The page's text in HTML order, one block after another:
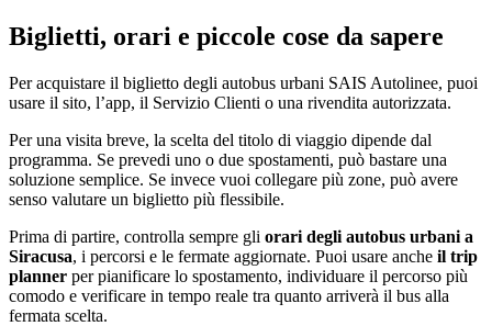
Biglietti, orari e piccole cose da sapere
Per acquistare il biglietto degli autobus urbani SAIS Autolinee, puoi
usare il sito, l’app, il Servizio Clienti o una rivendita autorizzata.
Per una visita breve, la scelta del titolo di viaggio dipende dal
programma. Se prevedi uno o due spostamenti, può bastare una
soluzione semplice. Se invece vuoi collegare più zone, può avere
senso valutare un biglietto più flessibile.
Prima di partire, controlla sempre gli orari degli autobus urbani a
Siracusa, i percorsi e le fermate aggiornate. Puoi usare anche il trip
planner per pianificare lo spostamento, individuare il percorso più
comodo e verificare in tempo reale tra quanto arriverà il bus alla
fermata scelta.